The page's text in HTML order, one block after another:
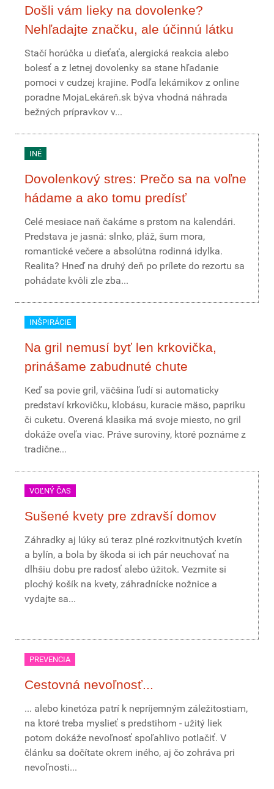
Došli vám lieky na dovolenke?
Nehľadajte značku, ale účinnú látku
Stačí horúčka u dieťaťa, alergická reakcia alebo
bolesť a z letnej dovolenky sa stane hľadanie
pomoci v cudzej krajine. Podľa lekárnikov z online
poradne MojaLekáreň.sk býva vhodná náhrada
bežných prípravkov v...
INÉ
Dovolenkový stres: Prečo sa na voľne
hádame a ako tomu predísť
Celé mesiace naň čakáme s prstom na kalendári.
Predstava je jasná: slnko, pláž, šum mora,
romantické večere a absolútna rodinná idylka.
Realita? Hneď na druhý deň po prílete do rezortu sa
pohádate kvôli zle zba...
INŠPIRÁCIE
Na gril nemusí byť len krkovička,
prinášame zabudnuté chute
Keď sa povie gril, väčšina ľudí si automaticky
predstaví krkovičku, klobásu, kuracie mäso, papriku
či cuketu. Overená klasika má svoje miesto, no gril
dokáže oveľa viac. Práve suroviny, ktoré poznáme z
tradične...
VOĽNÝ ČAS
Sušené kvety pre zdravší domov
Záhradky aj lúky sú teraz plné rozkvitnutých kvetín
a bylín, a bola by škoda si ich pár neuchovať na
dlhšiu dobu pre radosť alebo úžitok. Vezmite si
plochý košík na kvety, záhradnícke nožnice a
vydajte sa...
PREVENCIA
Cestovná nevoľnosť...
... alebo kinetóza patrí k nepríjemným záležitostiam,
na ktoré treba myslieť s predstihom - užitý liek
potom dokáže nevoľnosť spoľahlivo potlačiť. V
článku sa dočítate okrem iného, aj čo zohráva pri
nevoľnosti...